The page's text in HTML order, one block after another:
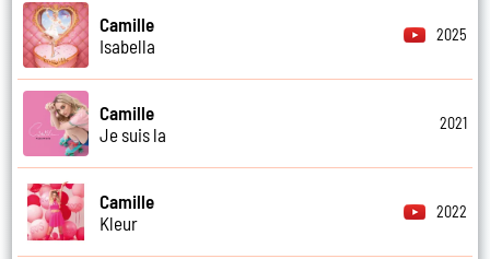
Camille
Isabella
2025
Camille
Je suis la
2021
Camille
Kleur
2022